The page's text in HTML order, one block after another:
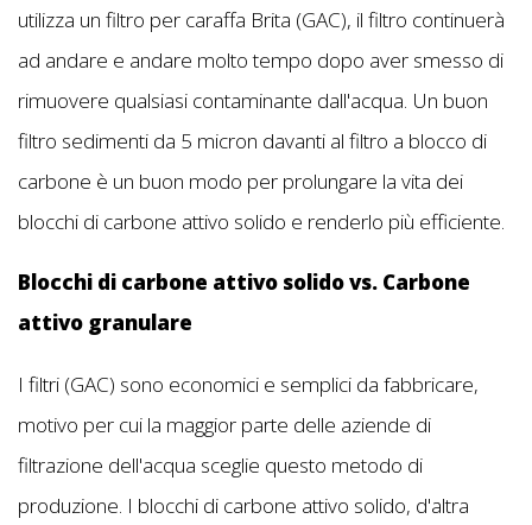
utilizza un filtro per caraffa Brita (GAC), il filtro continuerà
ad andare e andare molto tempo dopo aver smesso di
rimuovere qualsiasi contaminante dall'acqua. Un buon
filtro sedimenti da 5 micron davanti al filtro a blocco di
carbone è un buon modo per prolungare la vita dei
blocchi di carbone attivo solido e renderlo più efficiente.
Blocchi di carbone attivo solido vs. Carbone
attivo granulare
I filtri (GAC) sono economici e semplici da fabbricare,
motivo per cui la maggior parte delle aziende di
filtrazione dell'acqua sceglie questo metodo di
produzione. I blocchi di carbone attivo solido, d'altra